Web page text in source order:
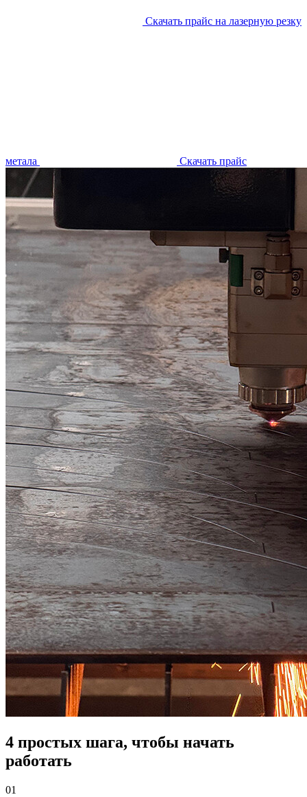
Скачать прайс на лазерную резку
метала Скачать прайс
4 простых шага, чтобы начать
работать
01